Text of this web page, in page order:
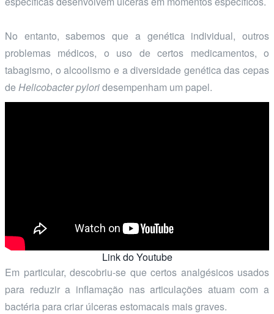
No entanto, sabemos que a genética individual, outros
problemas médicos, o uso de certos medicamentos, o
tabagismo, o alcoolismo e a diversidade genética das cepas
de Helicobacter pyloridesempenham um papel.
Link do Youtube
Em particular, descobriu-se que certos analgésicos usados
para reduzir a inflamação nas articulações atuam com a
bactéria para criar úlceras estomacais mais graves.